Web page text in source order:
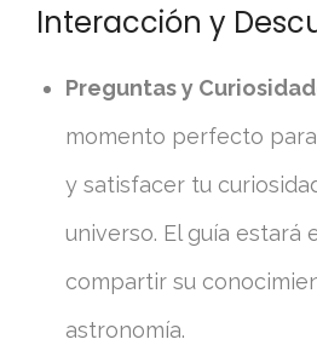
Interacción y
Preguntas y
momento perfecto
y satisfacer tu
universo. El guía estará
compartir su
astronomía.